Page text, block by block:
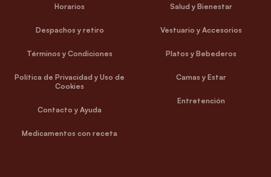
Horarios
Despachos y retiro
Términos y Condiciones
Política de Privacidad y Uso de
Cookies
Contacto y Ayuda
Medicamentos con receta
Salud y Bienestar
Vestuario y Accesorios
Platos y Bebederos
Camas y Estar
Entretención